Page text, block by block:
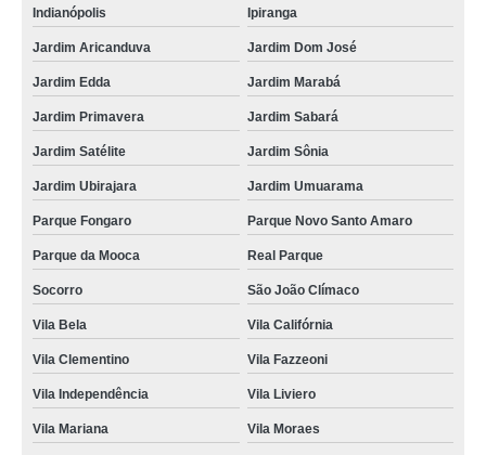
Indianópolis Ipiranga
Jardim Aricanduva Jardim Dom José
Jardim Edda Jardim Marabá
Jardim Primavera Jardim Sabará
Jardim Satélite Jardim Sônia
Jardim Ubirajara Jardim Umuarama
Parque Fongaro Parque Novo Santo Amaro
Parque da Mooca Real Parque
Socorro São João Clímaco
Vila Bela Vila Califórnia
Vila Clementino Vila Fazzeoni
Vila Independência Vila Liviero
Vila Mariana Vila Moraes